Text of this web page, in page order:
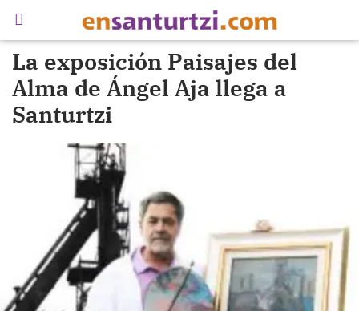
La exposición Paisajes del
Alma de Ángel Aja llega a
Santurtzi